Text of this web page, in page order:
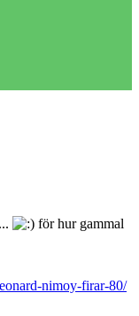
för hur gammal
nimoy-firar-80/